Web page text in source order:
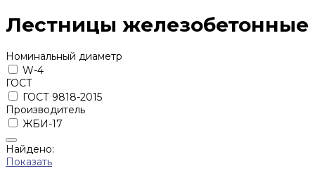
Лестницы железобетонные
Номинальный диаметр
W-4
ГОСТ
ГОСТ 9818-2015
Производитель
ЖБИ-17
Найдено:
Показать